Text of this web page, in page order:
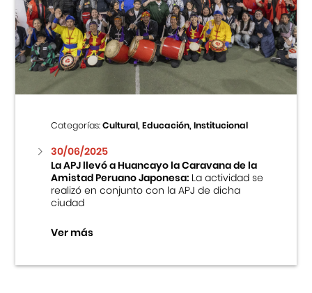
Categorías:Cultural, Educación, Institucional
30/06/2025
La APJ llevó a Huancayo la Caravana de la
Amistad Peruano Japonesa:La actividad se
realizó en conjunto con la APJ de dicha
ciudad
Ver más